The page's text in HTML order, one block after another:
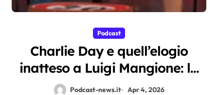
Podcast
Charlie Day e quell’elogio
inatteso a Luigi Mangione: la
battuta a Tintoria che incendia
Podcast-news.it Apr 4, 2026